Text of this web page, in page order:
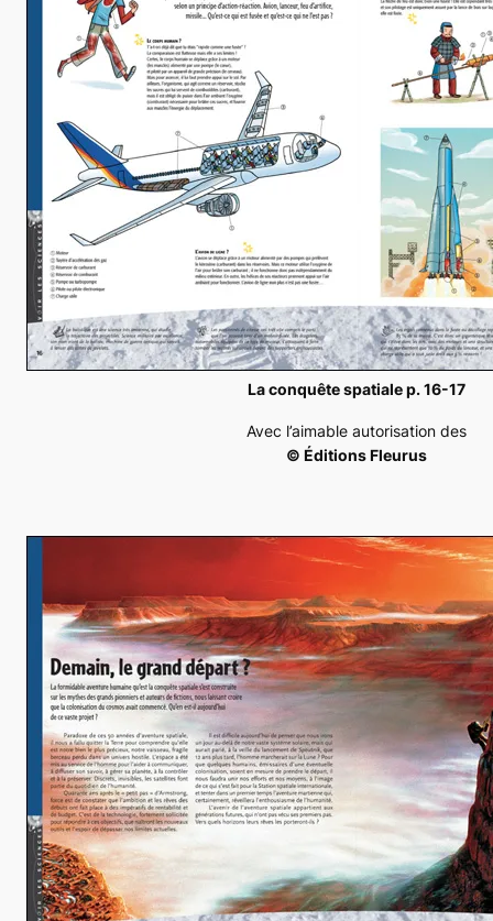
La conquête spatiale p. 16-17
Avec l’aimable autorisation des
© Éditions Fleurus